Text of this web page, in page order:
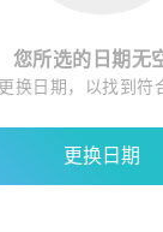
您所选的日期无
换日期，以找到符
更换日期